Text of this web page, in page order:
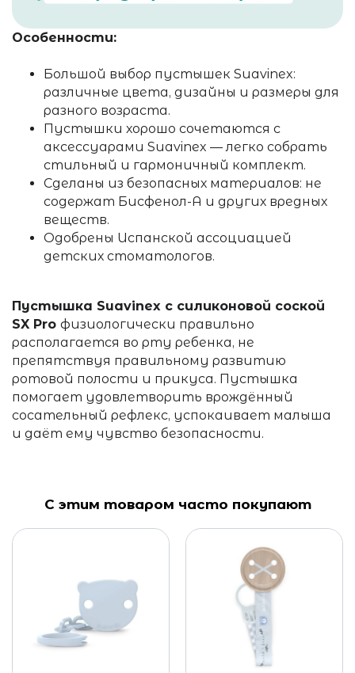
Особенности:
Большой выбор пустышек Suavinex:
различные цвета, дизайны и размеры для
разного возраста.
Пустышки хорошо сочетаются с
аксессуарами Suavinex — легко собрать
стильный и гармоничный комплект.
Сделаны из безопасных материалов: не
содержат Бисфенол-А и других вредных
веществ.
Одобрены Испанской ассоциацией
детских стоматологов.
Пустышка Suavinex с силиконовой соской
SX Pro физиологически правильно
располагается во рту ребенка, не
препятствуя правильному развитию
ротовой полости и прикуса. Пустышка
помогает удовлетворить врождённый
сосательный рефлекс, успокаивает малыша
и даёт ему чувство безопасности.
С этим товаром часто покупают